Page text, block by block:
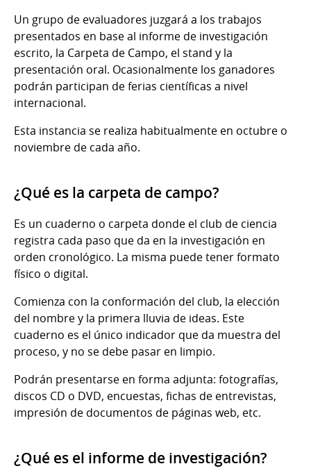
Un grupo de evaluadores juzgará a los trabajos
presentados en base al informe de investigación
escrito, la Carpeta de Campo, el stand y la
presentación oral. Ocasionalmente los ganadores
podrán participan de ferias científicas a nivel
internacional.
Esta instancia se realiza habitualmente en octubre o
noviembre de cada año.
¿Qué es la carpeta de campo?
Es un cuaderno o carpeta donde el club de ciencia
registra cada paso que da en la investigación en
orden cronológico. La misma puede tener formato
físico o digital.
Comienza con la conformación del club, la elección
del nombre y la primera lluvia de ideas. Este
cuaderno es el único indicador que da muestra del
proceso, y no se debe pasar en limpio.
Podrán presentarse en forma adjunta: fotografías,
discos CD o DVD, encuestas, fichas de entrevistas,
impresión de documentos de páginas web, etc.
¿Qué es el informe de investigación?